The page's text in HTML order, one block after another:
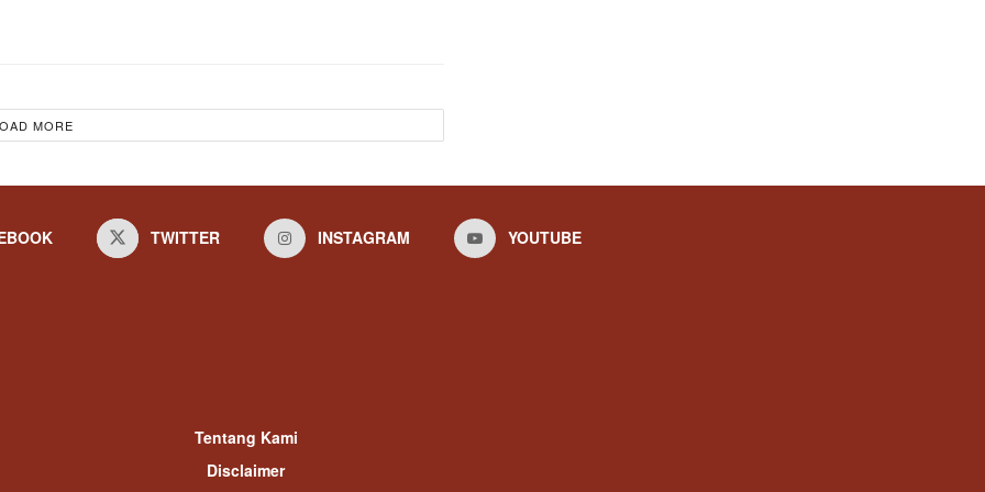
MORE
TWITTER INSTAGRAM YOUTUBE
Tentang Kami
Disclaimer